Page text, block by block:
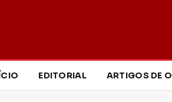
EDITORIAL ARTIGOS DE